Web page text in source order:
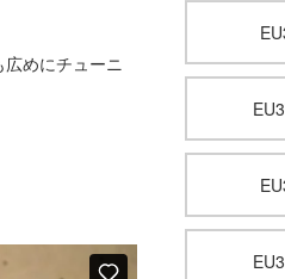
めにチューニ